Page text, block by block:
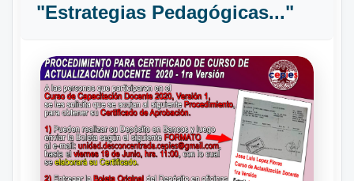
"Estrategias Pedagógicas..."